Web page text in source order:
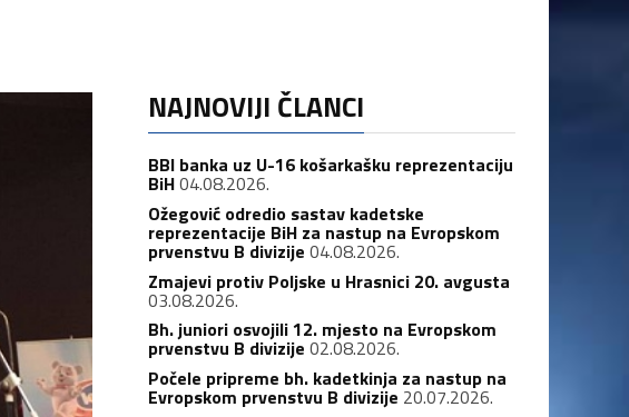
NAJNOVIJI ČLANCI
BBI banka uz U-16 košarkašku reprezentaciju
BiH04.08.2026.
Ožegović odredio sastav kadetske
reprezentacije BiH za nastup na Evropskom
prvenstvu B divizije 04.08.2026.
Zmajevi protiv Poljske u Hrasnici 20. avgusta
03.08.2026.
Bh. juniori osvojili 12. mjesto na Evropskom
prvenstvu B divizije 02.08.2026.
Počele pripreme bh. kadetkinja za nastup na
Evropskom prvenstvu B divizije 20.07.2026.